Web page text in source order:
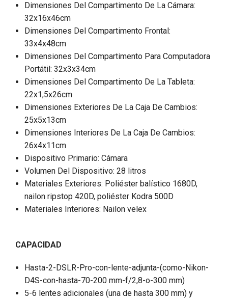
Dimensiones Del Compartimento De La Cámara:
32x16x46cm
Dimensiones Del Compartimento Frontal:
33x4x48cm
Dimensiones Del Compartimento Para Computadora
Portátil: 32x3x34cm
Dimensiones Del Compartimento De La Tableta:
22x1,5x26cm
Dimensiones Exteriores De La Caja De Cambios:
25x5x13cm
Dimensiones Interiores De La Caja De Cambios:
26x4x11cm
Dispositivo Primario: Cámara
Volumen Del Dispositivo: 28 litros
Materiales Exteriores: Poliéster balístico 1680D,
nailon ripstop 420D, poliéster Kodra 500D
Materiales Interiores: Nailon velex
CAPACIDAD
Hasta-2-DSLR-Pro-con-lente-adjunta-(como-Nikon-
D4S-con-hasta-70-200 mm-f/2,8-o-300 mm)
5-6 lentes adicionales (una de hasta 300 mm) y